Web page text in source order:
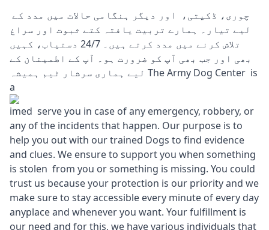
لیے تیار۔ ہمارے تربیت یافتہ کتے ثبوت اور سراغ
تلاش کرنے میں مدد کرتے ہیں۔ 24/7 دستیاب، کہیں
بھی اور جب بھی آپ کو ضرورت ہو۔ آپ کے اطمینان کے
لیے ہماری سرشار ٹیم ہمیشہ The Army Dog Center is
a
imed serve you in case of any emergency, robbery, or
any of the incidents that happen. Our purpose is to
help you out with our trained Dogs to find evidence
and clues. We ensure to support you when something
is stolen from you or something is missing. You could
trust us because your protection is our priority and we
make sure to stay accessible every minute of every day
anyplace and whenever you want. Your fulfillment is
our need and for this, we have various individuals that